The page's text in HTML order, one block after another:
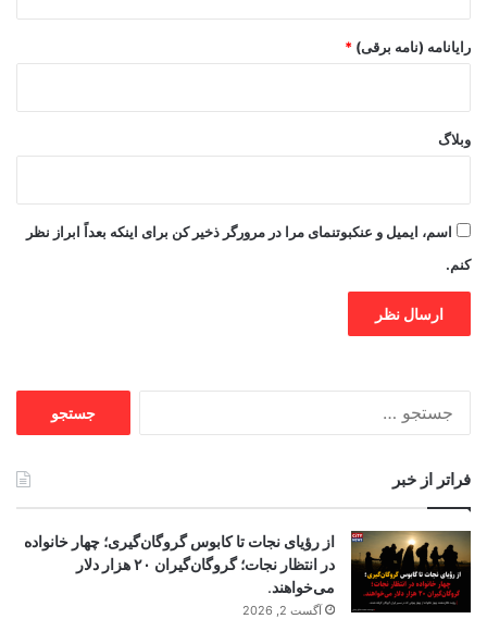
رایانامه (نامه برقی) *
وبلاگ
اسم، ایمیل و عنکبوتنمای مرا در مرورگر ذخیر کن برای اینکه بعداً ابراز نظر
کنم.
فراتر از خبر
از رؤیای نجات تا کابوس گروگان‌گیری؛ چهار خانواده
در انتظار نجات؛ گروگان‌گیران ۲۰ هزار دلار
می‌خواهند.
آگست 2, 2026